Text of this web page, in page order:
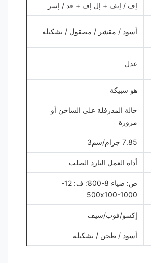
إف / إيف + إل إف + فد / إسر
أسود / مقشر / مصقول / تشكيله
هو سبيكة
حالة المدرفلة على الساخن أو
مزورة
أداة العمل البارد الصلب
ص: ضياء 8-800؛ ف: 12-
500x100-1000
إكسو/فوب/سيف
أسود / طحن / تشكيله